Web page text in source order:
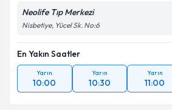
Metni'ni okudum ve kişisel
kapsamda işlenmesini kabul
Takvim Talebini
Neolife Tıp Merkezi
Nisbetiye, Yücel Sk. No:6
En Yakın Saatler
Yarın
10:00
Yarın
10:30
Yarın
11:00